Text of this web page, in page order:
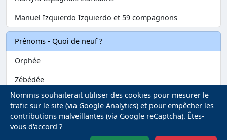
Manuel Izquierdo Izquierdo et 59 compagnons
Prénoms - Quoi de neuf ?
Orphée
Zébédée
Melvil
Matilin
Nominis souhaiterait utiliser des cookies pour mesurer le
trafic sur le site (via Google Analytics) et pour empêcher les
contributions malveillantes (via Google reCaptcha). Êtes-
vous d'accord ?